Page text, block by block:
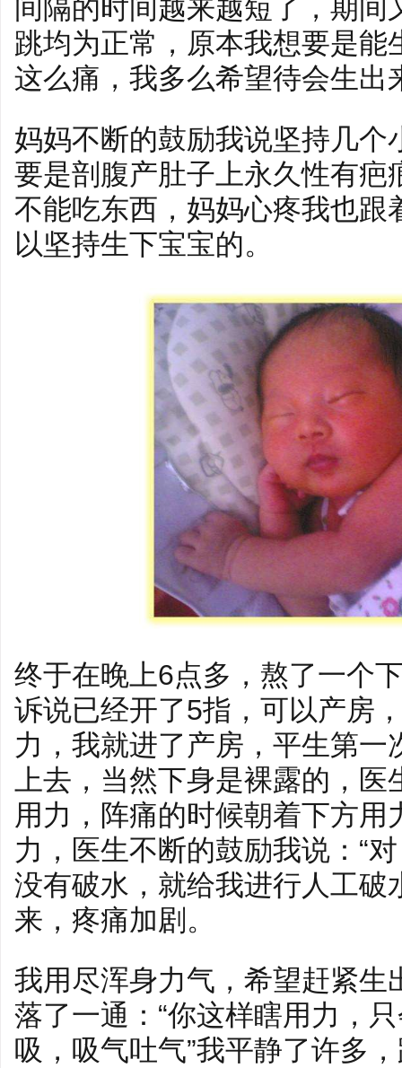
间隔的时间越来越短了，期
跳均为正常，原本我想要是能
这么痛，我多么希望待会生出
妈妈不断的鼓励我说坚持几个
要是剖腹产肚子上永久性有疤
不能吃东西，妈妈心疼我也跟
以坚持生下宝宝的。
终于在晚上6点多，熬了一个
诉说已经开了5指，可以产房
力，我就进了产房，平生第一
上去，当然下身是裸露的，
用力，阵痛的时候朝着下方用
力，医生不断的鼓励我说：“
没有破水，就给我进行人工破
来，疼痛加剧。
我用尽浑身力气，希望赶紧生
落了一通：“你这样瞎用力，
吸，吸气吐气”我平静了许多